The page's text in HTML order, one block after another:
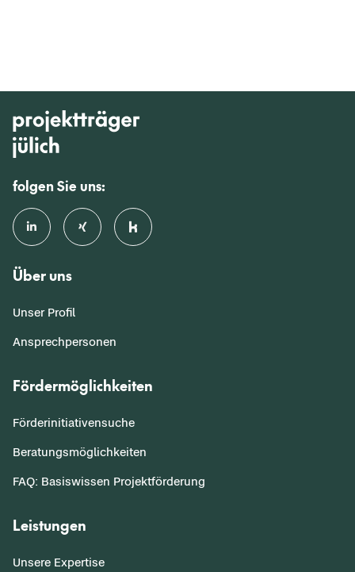
folgen Sie uns:
Über uns
Unser Profil
Ansprechpersonen
Fördermöglichkeiten
Förderinitiativensuche
Beratungsmöglichkeiten
FAQ: Basiswissen Projektförderung
Leistungen
Unsere Expertise